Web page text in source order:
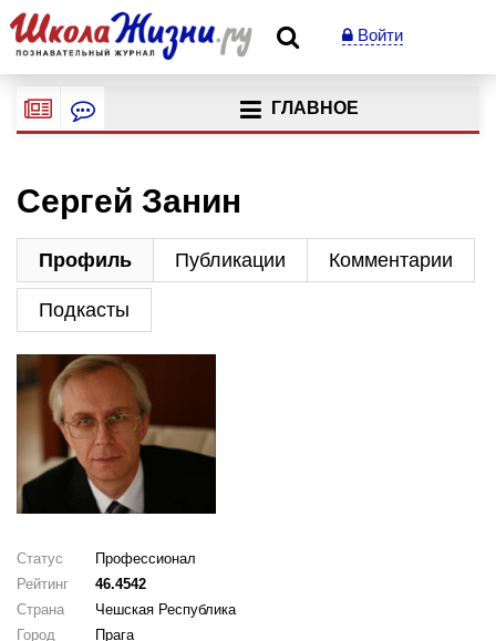
Войти
ГЛАВНОЕ
Сергей Занин
Профиль Публикации Комментарии
Подкасты
Статус
Профессионал
Рейтинг
46.4542
Страна
Чешская Республика
Город
Прага